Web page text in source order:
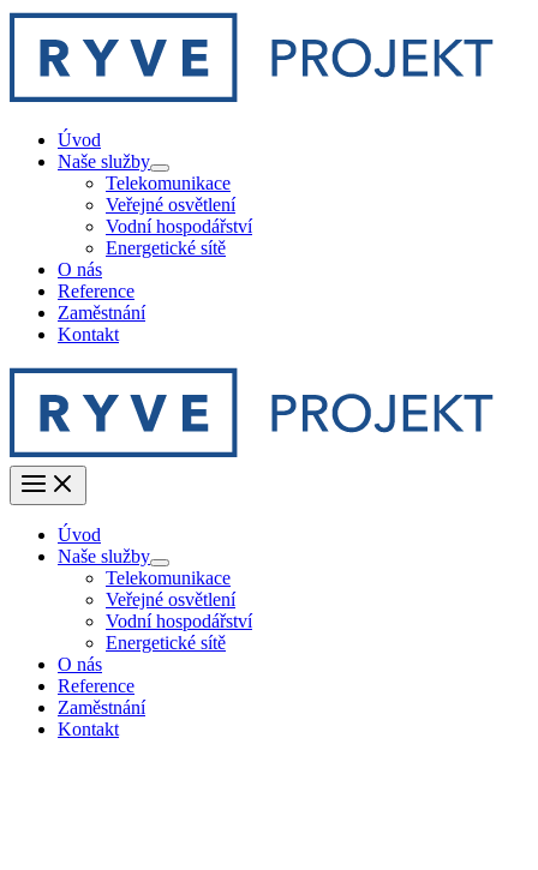
Skip
content
Úvod
Naše služby
Telekomunikace
Veřejné osvětlení
Vodní hospodářství
Energetické sítě
O nás
Reference
Zaměstnání
Kontakt
Úvod
Naše služby
Telekomunikace
Veřejné osvětlení
Vodní hospodářství
Energetické sítě
O nás
Reference
Zaměstnání
Kontakt